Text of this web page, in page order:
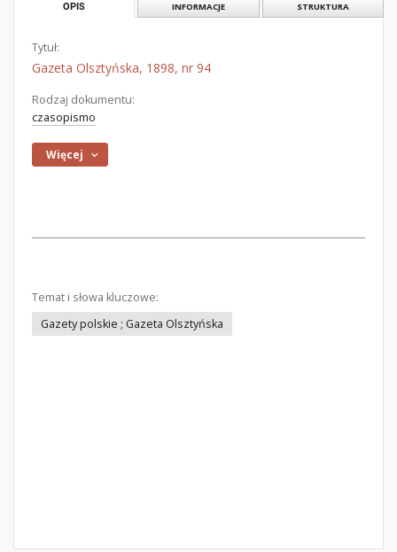
OPIS INFORMACJE STRUKTURA
Tytuł:
Gazeta Olsztyńska, 1898, nr 94
Rodzaj dokumentu:
czasopismo
Więcej
Temat i słowa kluczowe:
Gazety polskie ; Gazeta Olsztyńska